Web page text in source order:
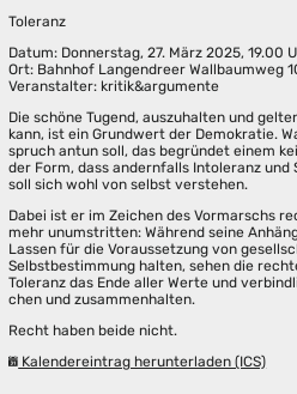
Toleranz
Datum: Donnerstag, 27. März 2025, 19.00
Ort: Bahnhof Langendreer Wallbaumweg
Veranstalter: kritik&argumente
Die schö­ne Tugend, aus­zu­hal­ten und
kann, ist ein Grund­wert der Demo­kra­tie.
spruch antun soll, das begrün­det einem
der Form, dass andern­falls Into­le­ranz
soll sich wohl von selbst verstehen.
Dabei ist er im Zei­chen des Vor­marschs
mehr unum­strit­ten: Wäh­rend sei­ne
Las­sen für die Vor­aus­set­zung von
Selbst­be­stim­mung hal­ten, sehen die
Tole­ranz das Ende aller Wer­te und
chen und zusam­men­hal­ten.
Recht haben bei­de nicht.
Kalendereintrag herunterladen (ICS)